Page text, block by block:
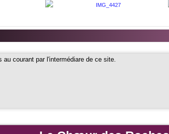
courant par l'intermédiare de ce site.